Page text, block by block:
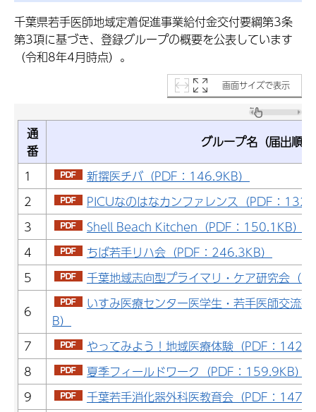
千葉県若手医師地域定着促進事業給付金交付要綱第3条
第3項に基づき、登録グループの概要を公表しています
（令和8年4月時点）。
画面サイズで表示
通
番
グループ名（届出順）
1
新撰医チバ（PDF：146.9KB）
2
PICUなのはなカンファレンス（PDF：
3
Shell Beach Kitchen（PDF：150.1KB）
4
ちば若手リハ会（PDF：246.3KB）
5
千葉地域志向型プライマリ・ケア研究会（
6
いすみ医療センター医学生・若手医師交流
B）
7
やってみよう！地域医療体験（PDF：
8
夏季フィールドワーク（PDF：159.9KB）
9
千葉若手消化器外科医教育会（PDF：